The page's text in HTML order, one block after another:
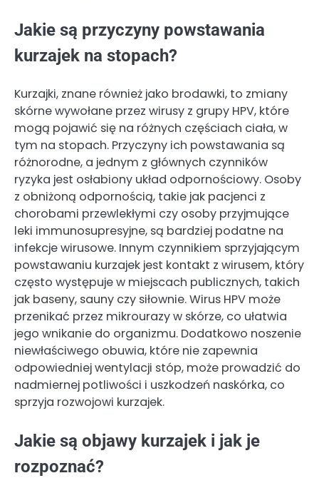
Jakie są przyczyny powstawania
kurzajek na stopach?
Kurzajki, znane również jako brodawki, to zmiany
skórne wywołane przez wirusy z grupy HPV, które
mogą pojawić się na różnych częściach ciała, w
tym na stopach. Przyczyny ich powstawania są
różnorodne, a jednym z głównych czynników
ryzyka jest osłabiony układ odpornościowy. Osoby
z obniżoną odpornością, takie jak pacjenci z
chorobami przewlekłymi czy osoby przyjmujące
leki immunosupresyjne, są bardziej podatne na
infekcje wirusowe. Innym czynnikiem sprzyjającym
powstawaniu kurzajek jest kontakt z wirusem, który
często występuje w miejscach publicznych, takich
jak baseny, sauny czy siłownie. Wirus HPV może
przenikać przez mikrourazy w skórze, co ułatwia
jego wnikanie do organizmu. Dodatkowo noszenie
niewłaściwego obuwia, które nie zapewnia
odpowiedniej wentylacji stóp, może prowadzić do
nadmiernej potliwości i uszkodzeń naskórka, co
sprzyja rozwojowi kurzajek.
Jakie są objawy kurzajek i jak je
rozpoznać?